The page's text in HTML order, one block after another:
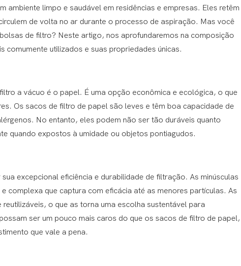
ambiente limpo e saudável em residências e empresas. Eles retêm
de volta no ar durante o processo de aspiração. Mas você
de filtro? Neste artigo, nos aprofundaremos na composição
utilizados e suas propriedades únicas.
a vácuo é o papel. É uma opção econômica e ecológica, o que
Os sacos de filtro de papel são leves e têm boa capacidade de
No entanto, eles podem não ser tão duráveis ​​quanto
quando expostos à umidade ou objetos pontiagudos.
excepcional eficiência e durabilidade de filtração. As minúsculas
complexa que captura com eficácia até as menores partículas. As
o que as torna uma escolha sustentável para
ser um pouco mais caros do que os sacos de filtro de papel,
que vale a pena.